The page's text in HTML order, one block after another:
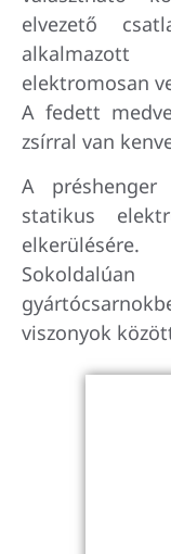
elvezető
elektromosan
A fedett
zsírral van
A préshenger
statikus
elkerülésére.
viszonyok